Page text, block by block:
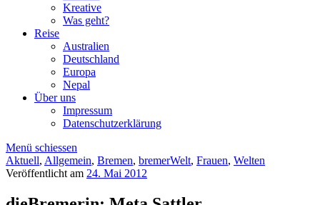
Kreative
Was geht?
Reise
Australien
Deutschland
Europa
Nepal
Über uns
Impressum
Datenschutzerklärung
Menü schiessen
Aktuell, Allgemein, Bremen, bremerWelt, Frauen, Welten
Veröffentlicht am 24. Mai 2012